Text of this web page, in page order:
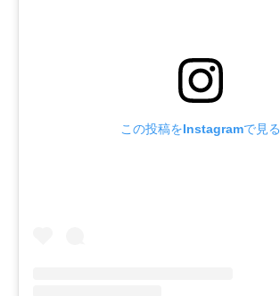
この投稿をInstagramで見る